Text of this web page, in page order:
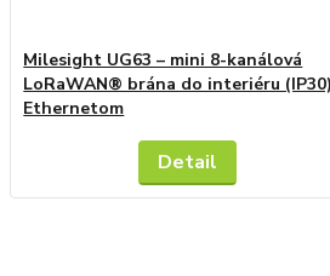
Milesight UG63 – mini 8-kanálová
LoRaWAN® brána do interiéru
Ethernetom
Detail